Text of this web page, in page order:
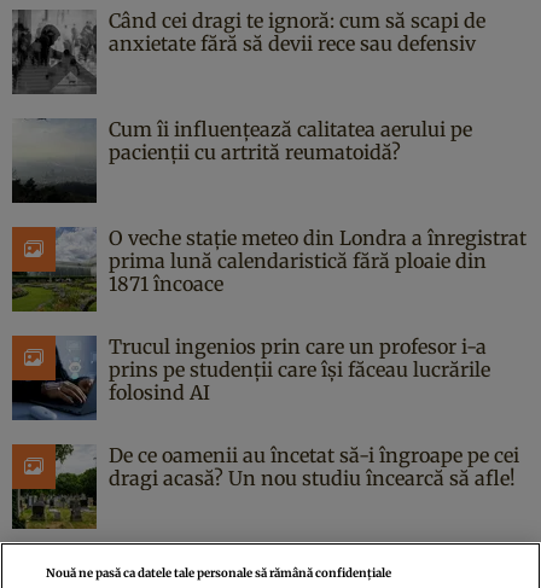
Când cei dragi te ignoră: cum să scapi de
anxietate fără să devii rece sau defensiv
Cum îi influențează calitatea aerului pe
pacienții cu artrită reumatoidă?
O veche stație meteo din Londra a înregistrat
prima lună calendaristică fără ploaie din
1871 încoace
Trucul ingenios prin care un profesor i-a
prins pe studenții care își făceau lucrările
folosind AI
De ce oamenii au încetat să-i îngroape pe cei
dragi acasă? Un nou studiu încearcă să afle!
Nouă ne pasă ca datele tale personale să rămână confidențiale